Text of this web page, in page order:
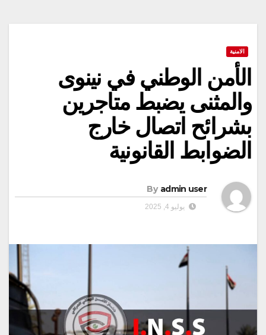
الامنية
الأمن الوطني في نينوى
والمثنى يضبط متاجرين
بشرائح اتصال خارج
الضوابط القانونية
By admin user
يوليو 4, 2025